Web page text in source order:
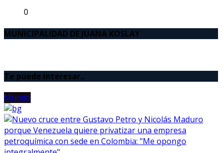
0
MUNICIPALIDAD DE JUANA KOSLAY
Te puede interesar..
Mundo